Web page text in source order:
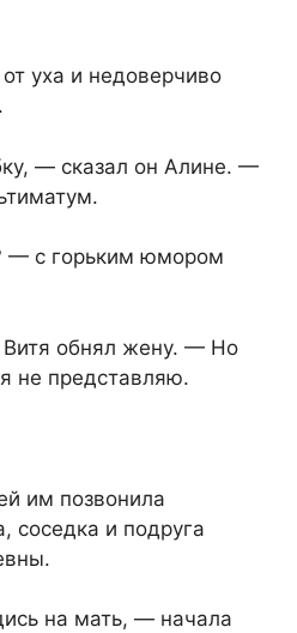
уха и недоверчиво
— сказал он Алине. —
— с горьким юмором
обнял жену. — Но
не представляю.
им позвонила
соседка и подруга
на мать, — начала